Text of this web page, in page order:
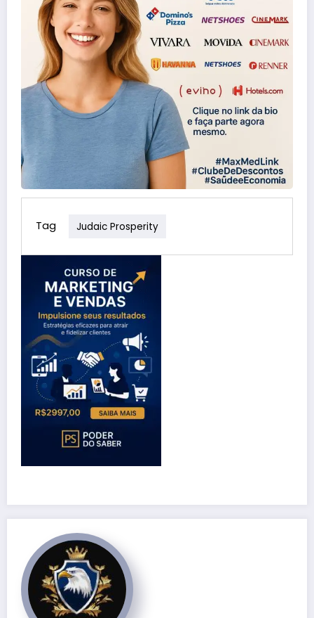
Tag Judaic Prosperity